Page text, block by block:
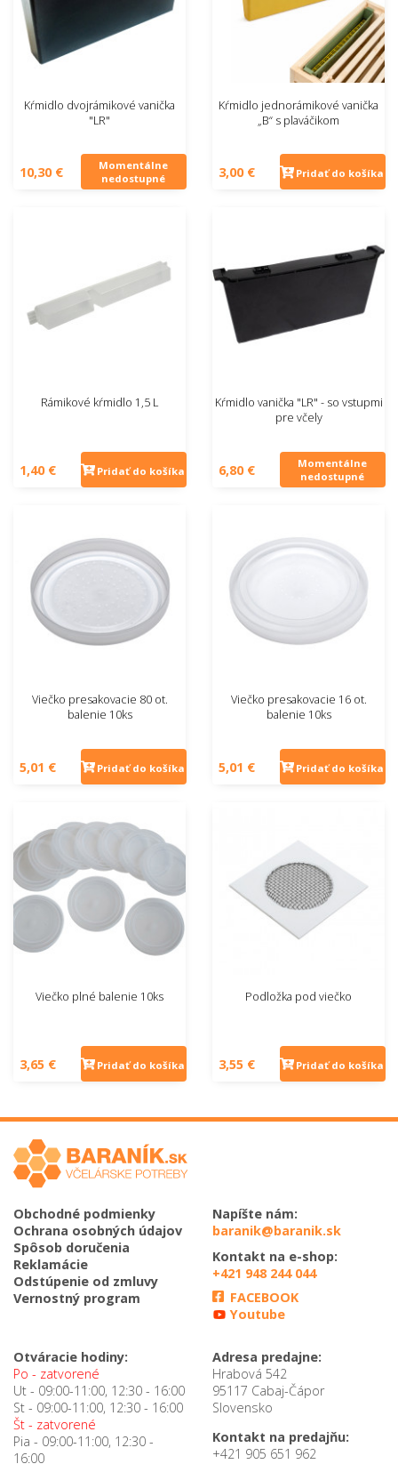
Kŕmidlo dvojrámikové vanička
"LR"
10,30 €
Momentálne
nedostupné
Kŕmidlo jednorámikové vanička
„B“ s plaváčikom
3,00 € Pridať do košíka
Rámikové kŕmidlo 1,5 L
1,40 € Pridať do košíka
Kŕmidlo vanička "LR" - so vstupmi
pre včely
6,80 €
Momentálne
nedostupné
Viečko presakovacie 80 ot.
balenie 10ks
5,01 € Pridať do košíka
Viečko presakovacie 16 ot.
balenie 10ks
5,01 € Pridať do košíka
Viečko plné balenie 10ks
3,65 € Pridať do košíka
Podložka pod viečko
3,55 € Pridať do košíka
Obchodné podmienky
Ochrana osobných údajov
Spôsob doručenia
Reklamácie
Odstúpenie od zmluvy
Vernostný program
Napíšte nám:
baranik@baranik.sk
Kontakt na e-shop:
+421 948 244 044
FACEBOOK
Youtube
Otváracie hodiny:
Po - zatvorené
Ut - 09:00-11:00, 12:30 - 16:00
St - 09:00-11:00, 12:30 - 16:00
Št - zatvorené
Pia - 09:00-11:00, 12:30 -
16:00
Adresa predajne:
Hrabová 542
95117 Cabaj-Čápor
Slovensko
Kontakt na predajňu:
+421 905 651 962